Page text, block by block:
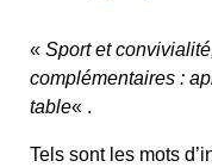
« Sport et
complémentaires :
table« .
Tels sont les mots